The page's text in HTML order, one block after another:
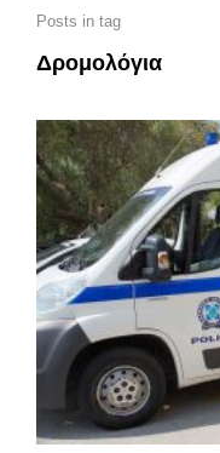
Posts in tag
Δρομολόγια